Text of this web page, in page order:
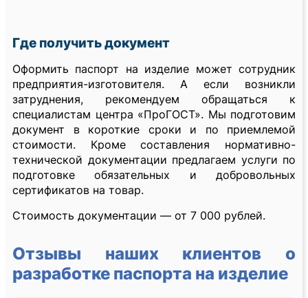
Где получить документ
Оформить паспорт на изделие может сотрудник
предприятия-изготовителя. А если возникли
затруднения, рекомендуем обращаться к
специалистам центра «ПроГОСТ». Мы подготовим
документ в короткие сроки и по приемлемой
стоимости. Кроме составления нормативно-
технической документации предлагаем услуги по
подготовке обязательных и добровольных
сертификатов на товар.
Стоимость документации — от 7 000 рублей.
Отзывы наших клиентов о
разработке паспорта на изделие